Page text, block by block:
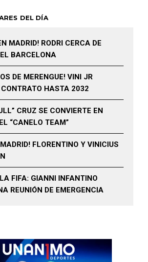
DEL DÍA
MADRID! RODRI CERCA DE
BARCELONA
DE MERENGUE! VINI JR
CONTRATO HASTA 2032
CRUZ SE CONVIERTE EN
“CANELO TEAM”
FLORENTINO Y VINICIUS
FIFA: GIANNI INFANTINO
REUNIÓN DE EMERGENCIA